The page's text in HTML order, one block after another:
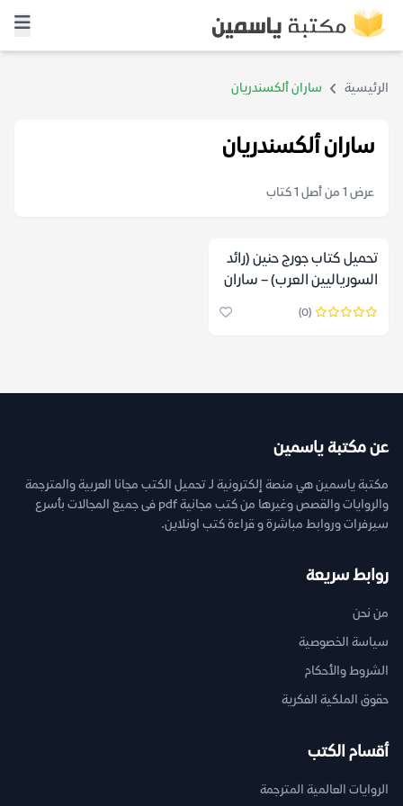
الرئيسية ساران ألكسندريان
ساران ألكسندريان
عرض 1 من أصل 1 كتاب
تحميل كتاب جورج حنين (رائد
السورياليين العرب) – ساران
ألكسندريان
(0)
عن مكتبة ياسمين
مكتبة ياسمين هي منصة إلكترونية لـ تحميل الكتب مجانا العربية والمترجمة
والروايات والقصص وغيرها من كتب مجانية pdf فى جميع المجالات بأسرع
سيرفرات وروابط مباشرة و قراءة كتب اونلاين.
روابط سريعة
من نحن
سياسة الخصوصية
الشروط والأحكام
حقوق الملكية الفكرية
أقسام الكتب
الروايات العالمية المترجمة